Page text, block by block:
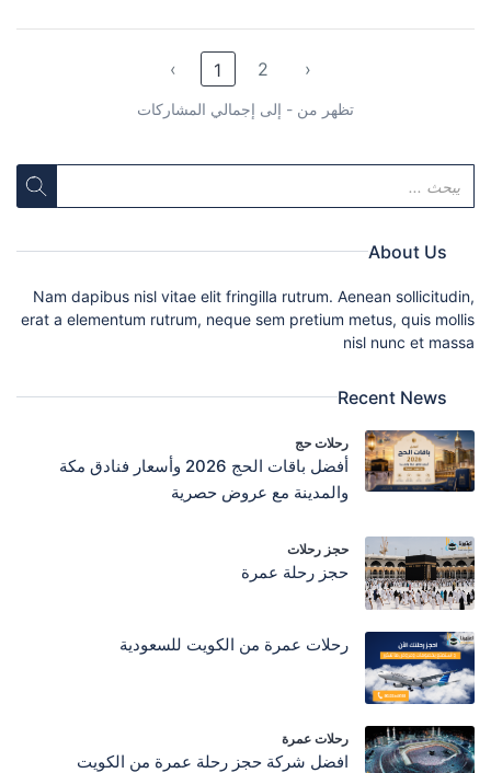
‹ 1 2 ›
تظهر من - إلى إجمالي المشاركات
About Us
Nam dapibus nisl vitae elit fringilla rutrum. Aenean sollicitudin,
erat a elementum rutrum, neque sem pretium metus, quis mollis
nisl nunc et massa
Recent News
رحلات حج
أفضل باقات الحج 2026 وأسعار فنادق مكة
والمدينة مع عروض حصرية
حجز رحلات
حجز رحلة عمرة
رحلات عمرة من الكويت للسعودية
رحلات عمرة
افضل شركة حجز رحلة عمرة من الكويت